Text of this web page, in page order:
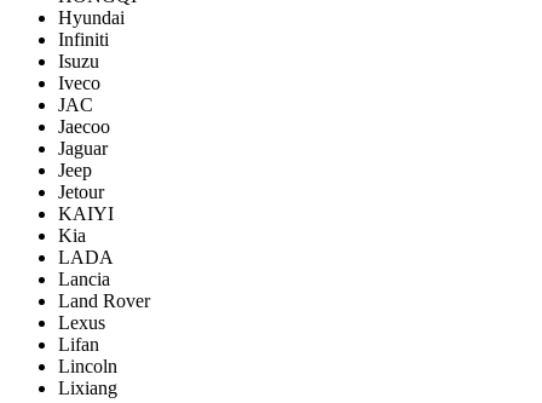
Hyundai
Infiniti
Isuzu
Iveco
JAC
Jaecoo
Jaguar
Jeep
Jetour
KAIYI
Kia
LADA
Lancia
Land Rover
Lexus
Lifan
Lincoln
Lixiang